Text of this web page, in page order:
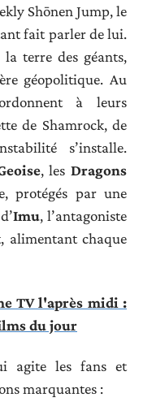
Shōnen Jump, le
fait parler de lui.
la terre des géants,
géopolitique. Au
à leurs
de Shamrock, de
s’installe.
, lesDragons
protégés par une
Imu, l’antagoniste
alimentant chaque
TV l'après midi :
du jour
agite les fans et
marquantes :